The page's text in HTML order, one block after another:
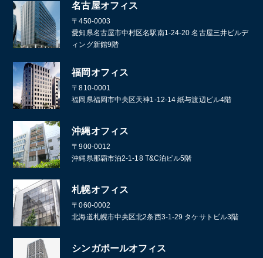
名古屋オフィス
〒450-0003
愛知県名古屋市中村区名駅南1-24-20 名古屋三井ビルデ
ィング新館9階
福岡オフィス
〒810-0001
福岡県福岡市中央区天神1-12-14 紙与渡辺ビル4階
沖縄オフィス
〒900-0012
沖縄県那覇市泊2-1-18 T&C泊ビル5階
札幌オフィス
〒060-0002
北海道札幌市中央区北2条西3-1-29 タケサトビル3階
シンガポールオフィス